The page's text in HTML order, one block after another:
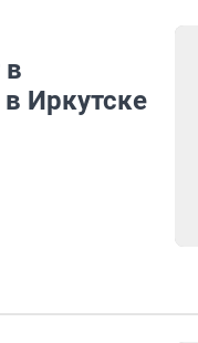
в
Иркутске